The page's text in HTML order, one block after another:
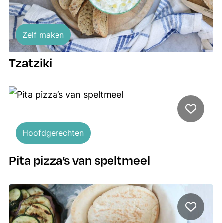
Zelf maken
Tzatziki
Hoofdgerechten
Pita pizza’s van speltmeel